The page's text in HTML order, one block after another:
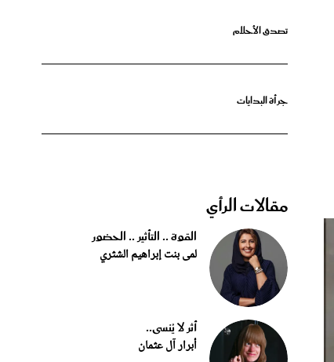
تصدق الأحلام
جرأة البدايات
مقالات الرأي
القوة .. التأثير .. الحضور
لمى بنت إبراهيم الشثري
أثر لا يُنسى..
أبرار آل عثمان